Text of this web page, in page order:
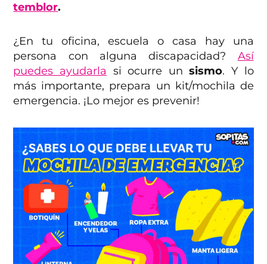
temblor.
¿En tu oficina, escuela o casa hay una
persona con alguna discapacidad? Así
puedes ayudarla si ocurre unsismo. Y lo
más importante, prepara un kit/mochila de
emergencia. ¡Lo mejor es prevenir!